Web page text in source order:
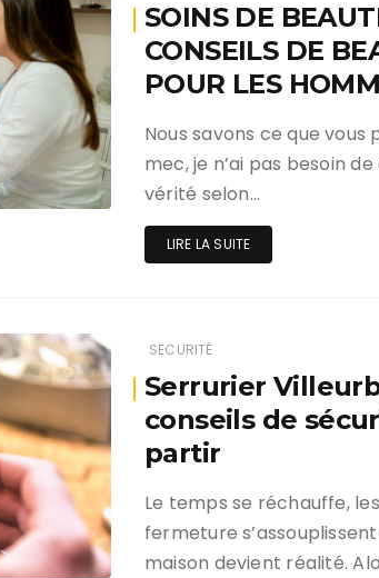
SOINS DE
CONSEILS DE
POUR LES
Nous savons ce que vous
mec, je n’ai pas besoin
vérité selon…
LIRE LA SUITE
SECURITÉ
Serrurier
conseils de
partir
Le temps se réchauffe,
fermeture
maison devient réalité.